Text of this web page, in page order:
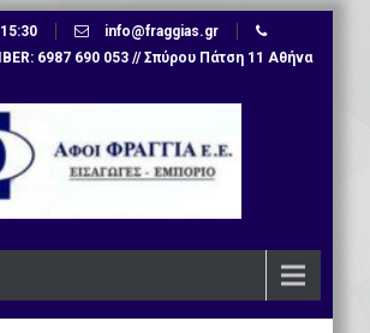
info@fraggias.gr
6987 690 053 // Σπύρου Πάτση 11 Αθήνα